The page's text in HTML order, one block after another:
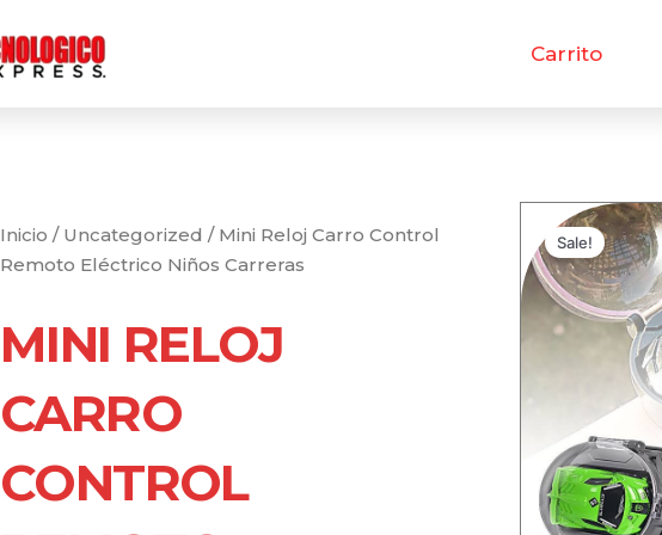
Carrito
Inicio / Uncategorized / Mini Reloj Carro Control
Remoto Eléctrico Niños Carreras
MINI RELOJ
CARRO
CONTROL
Sale!